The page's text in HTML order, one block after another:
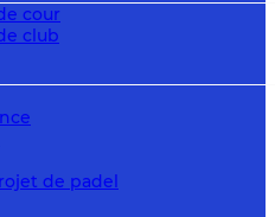
cour
club
de padel